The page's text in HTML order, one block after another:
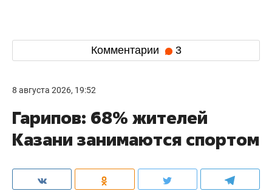
Комментарии 3
8 августа 2026, 19:52
Гарипов: 68% жителей
Казани занимаются спортом